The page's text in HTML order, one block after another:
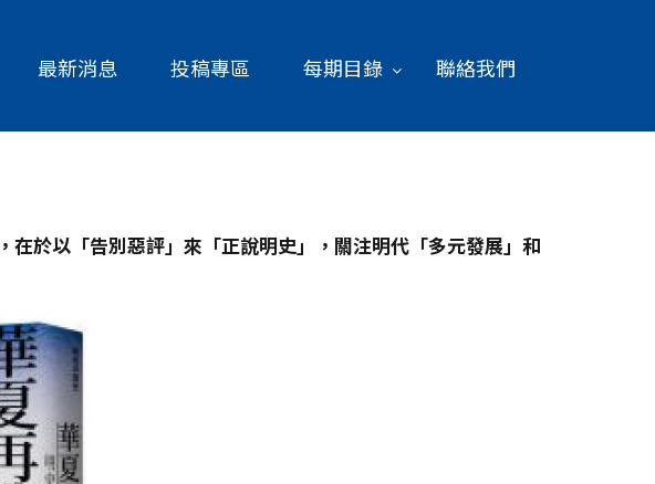
最新消息 投稿專區 每期目錄 聯絡我們
於以「告別惡評」來「正說明史」，關注明代「多元發展」和